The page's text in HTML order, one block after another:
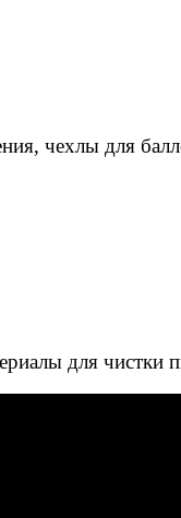
чехлы для
для чистки